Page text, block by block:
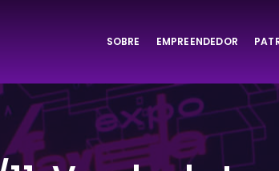
SOBRE EMPREENDEDOR